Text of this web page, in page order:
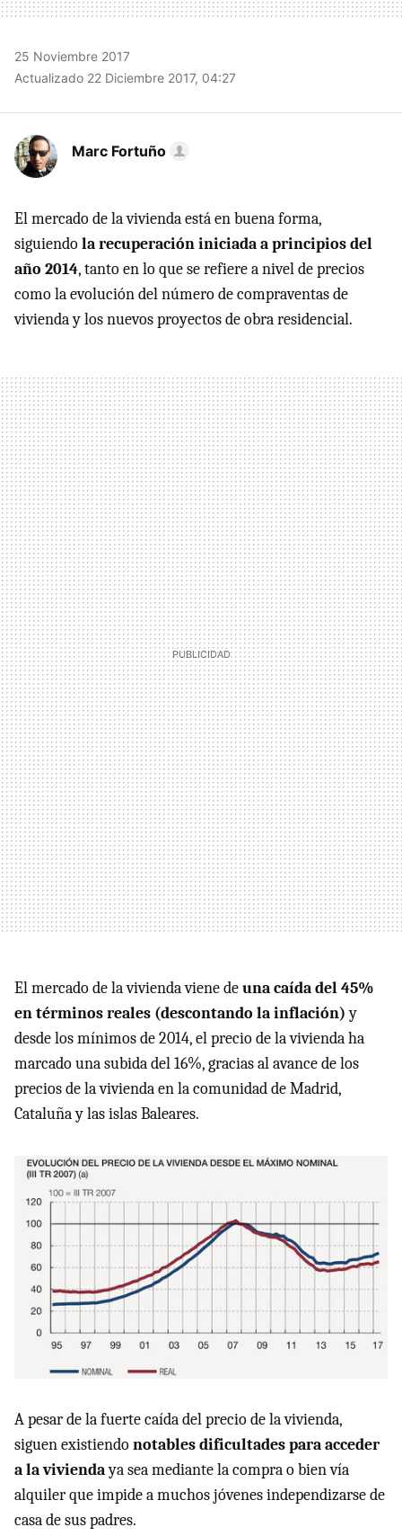
25 Noviembre 2017
Actualizado 22 Diciembre 2017, 04:27
Marc Fortuño
El mercado de la vivienda está en buena forma,
siguiendola recuperación iniciada a principios del
año 2014, tanto en lo que se refiere a nivel de precios
como la evolución del número de compraventas de
vivienda y los nuevos proyectos de obra residencial.
El mercado de la vivienda viene deuna caída del 45%
en términos reales (descontando la inflación)y
desde los mínimos de 2014, el precio de la vivienda ha
marcado una subida del 16%, gracias al avance de los
precios de la vivienda en la comunidad de Madrid,
Cataluña y las islas Baleares.
A pesar de la fuerte caída del precio de la vivienda,
siguen existiendonotables dificultades para acceder
a la viviendaya sea mediante la compra o bien vía
alquiler que impide a muchos jóvenes independizarse de
casa de sus padres.